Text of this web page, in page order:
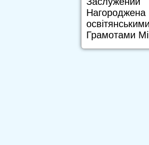
Грамотами